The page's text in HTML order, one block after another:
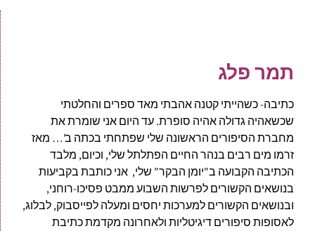
תמר פלג
כתיבה- כשהייתי קטנה אהבתי מאד ספרים והחלטתי
שכשאהיה גדולה אהיה סופרת. עד היום אני שומרת את
מחברת הסיפורים הראשונה שלי שפתחתי בכתה ב'… מאז
זרמו מים רבים בנהר החיים הפתלתל שלי, וכיום, מלבד
הכתיבה הקבועה ב"יומן הבקר" שלי, אני כותבת בקביעות
בנושאים הקשורים לפרשות השבוע ממבט פסיכו-רוחני,
ובנושאים הקשורים למערכות יחסים ומעלה לפייסבוק, לבלוג,
לאסופות סיפורים דיגיטליות ולאחרונה מקדמת כתיבת